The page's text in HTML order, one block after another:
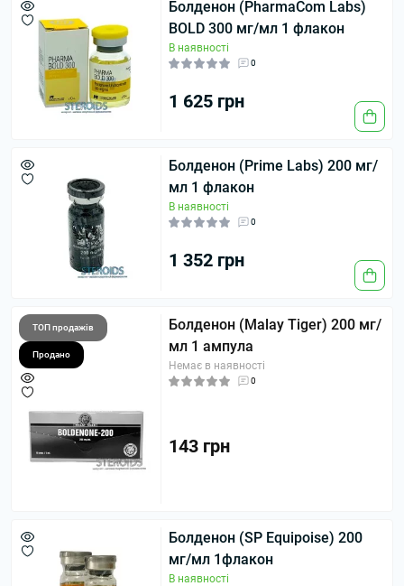
Болденон (PharmaCom Labs)
BOLD 300 мг/мл 1 флакон
В наявності
0
1 625 грн
Болденон (Prime Labs) 200 мг/
мл 1 флакон
В наявності
0
1 352 грн
ТОП продажів
Продано
Болденон (Malay Tiger) 200 мг/
мл 1 ампула
Немає в наявності
0
143 грн
Болденон (SP Equipoise) 200
мг/мл 1флакон
В наявності